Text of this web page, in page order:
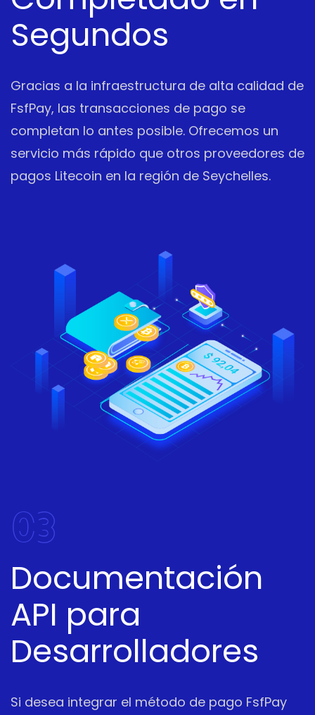
Segundos
Gracias a la infraestructura de alta calidad de
FsfPay, las transacciones de pago se
completan lo antes posible. Ofrecemos un
servicio más rápido que otros proveedores de
pagos Litecoin en la región de Seychelles.
03
Documentación
API para
Desarrolladores
Si desea integrar el método de pago FsfPay